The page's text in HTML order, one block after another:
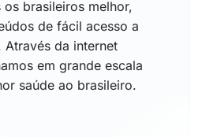
brasileiros melhor,
de fácil acesso a
Através da internet
em grande escala
saúde ao brasileiro.